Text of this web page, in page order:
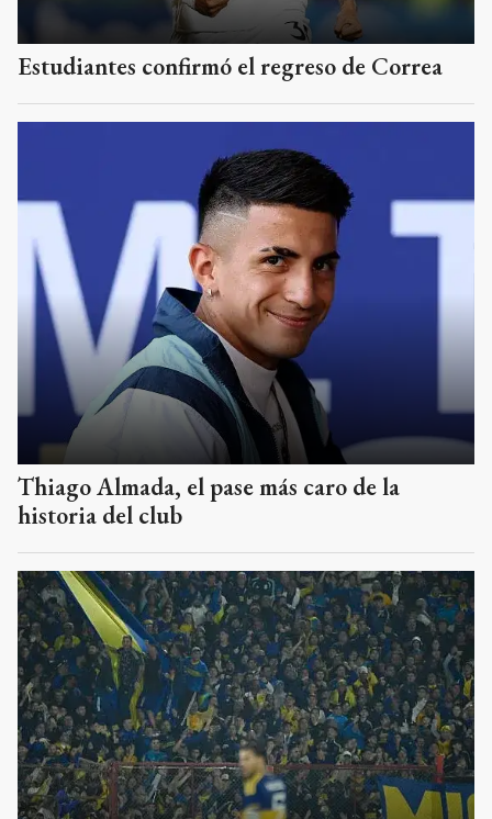
Estudiantes confirmó el regreso de Correa
Thiago Almada, el pase más caro de la
historia del club